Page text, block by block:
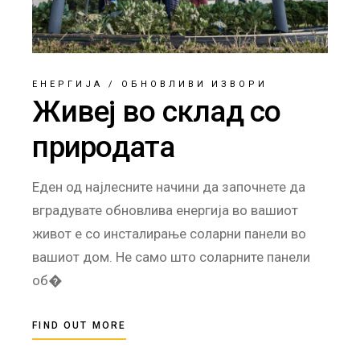
ЕНЕРГИЈА / ОБНОВЛИВИ ИЗВОРИ
Живеј во склад со
природата
Еден од најлесните начини да започнете да
вградувате обновлива енергија во вашиот
живот е со инсталирање соларни панели во
вашиот дом. Не само што соларните панели
об�
FIND OUT MORE